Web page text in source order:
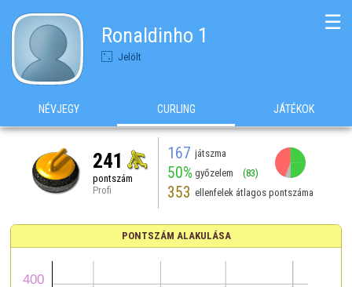
Ronaldinho 1
Jelölt
☰
NÉVJEGY CURLING JÁTÉKOK
241
pontszám
Profi
167 játszma
50% győzelem (83)
353 ellenfelek átlagos pontszáma
PONTSZÁM ALAKULÁSA